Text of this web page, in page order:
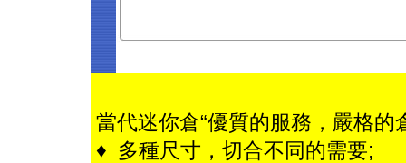
當代迷你倉“優質的服務，嚴格
♦ 多種尺寸，切合不同的需要;